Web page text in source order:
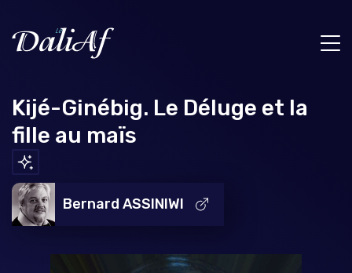
Kijé-Ginébig. Le Déluge et la
fille au maïs
Bernard ASSINIWI